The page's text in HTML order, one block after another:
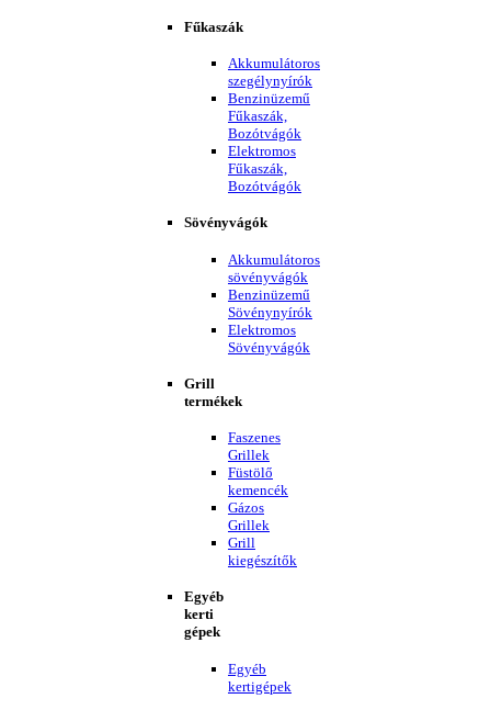
Fűkaszák
Akkumulátoros
szegélynyírók
Benzinüzemű
Fűkaszák,
Bozótvágók
Elektromos
Fűkaszák,
Bozótvágók
Sövényvágók
Akkumulátoros
sövényvágók
Benzinüzemű
Sövénynyírók
Elektromos
Sövényvágók
Grill
termékek
Faszenes
Grillek
Füstölő
kemencék
Gázos
Grillek
Grill
kiegészítők
Egyéb
kerti
gépek
Egyéb
kertigépek